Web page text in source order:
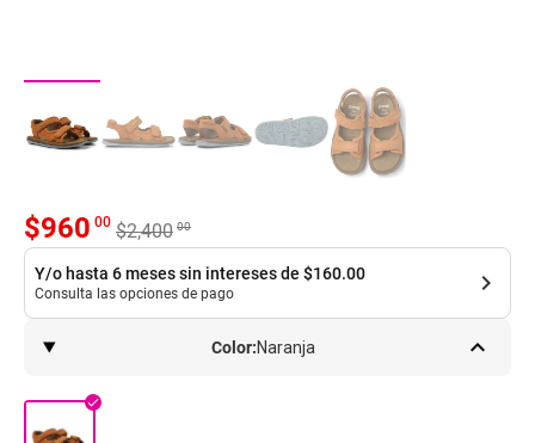
$960 00 $2,400 00
Y/o hasta 6 meses sin intereses de $160.00
Consulta las opciones de pago chevron_right
Color:Naranja keyboard_arrow_up
check